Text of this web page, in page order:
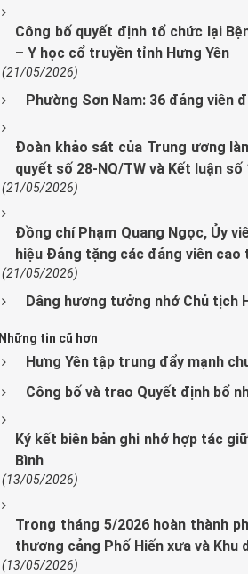
Công bố quyết định tổ chức lại
– Y học cổ truyền tỉnh Hưng Yên
(21/05/2026)
Phường Sơn Nam: 36 đảng viên
Đoàn khảo sát của Trung ương
quyết số 28-NQ/TW và Kết luận số
(21/05/2026)
Đồng chí Phạm Quang Ngọc, Ủy
hiệu Đảng tặng các đảng viên
(21/05/2026)
Dâng hương tưởng nhớ Chủ tịch
Những tin cũ hơn
Hưng Yên tập trung đẩy mạnh
Công bố và trao Quyết định bổ
Ký kết biên bản ghi nhớ hợp tác
Bình
(13/05/2026)
Trong tháng 5/2026 hoàn thành
thương cảng Phố Hiến xưa và Khu
(13/05/2026)